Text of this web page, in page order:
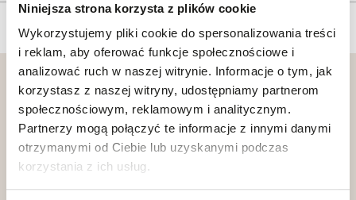
Niniejsza strona korzysta z plików cookie
Wykorzystujemy pliki cookie do spersonalizowania treści
i reklam, aby oferować funkcje społecznościowe i
analizować ruch w naszej witrynie. Informacje o tym, jak
korzystasz z naszej witryny, udostępniamy partnerom
społecznościowym, reklamowym i analitycznym.
Partnerzy mogą połączyć te informacje z innymi danymi
otrzymanymi od Ciebie lub uzyskanymi podczas
korzystania z ich usług.
Klub dla
Przyjaciół
W.KRUK
Katalogi